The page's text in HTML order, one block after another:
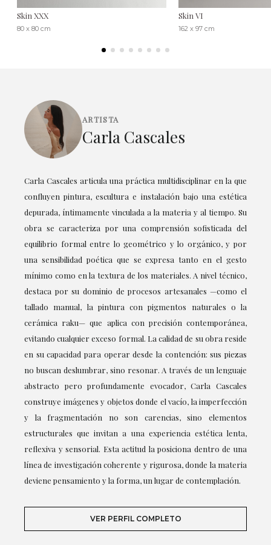
Skin XXX
80 x 80 cm
Skin VI
162 x 97 cm
ARTISTA
Carla Cascales
Carla Cascales articula una práctica multidisciplinar en la que
confluyen pintura, escultura e instalación bajo una estética
depurada, íntimamente vinculada a la materia y al tiempo. Su
obra se caracteriza por una comprensión sofisticada del
equilibrio formal entre lo geométrico y lo orgánico, y por
una sensibilidad poética que se expresa tanto en el gesto
mínimo como en la textura de los materiales. A nivel técnico,
destaca por su dominio de procesos artesanales —como el
tallado manual, la pintura con pigmentos naturales o la
cerámica raku— que aplica con precisión contemporánea,
evitando cualquier exceso formal. La calidad de su obra reside
en su capacidad para operar desde la contención: sus piezas
no buscan deslumbrar, sino resonar. A través de un lenguaje
abstracto pero profundamente evocador, Carla Cascales
construye imágenes y objetos donde el vacío, la imperfección
y la fragmentación no son carencias, sino elementos
estructurales que invitan a una experiencia estética lenta,
reflexiva y sensorial. Esta actitud la posiciona dentro de una
línea de investigación coherente y rigurosa, donde la materia
deviene pensamiento y la forma, un lugar de contemplación.
VER PERFIL COMPLETO